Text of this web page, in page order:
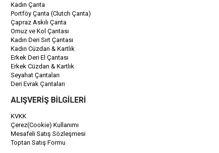
Kadın Çanta
Portföy Çanta (Clutch Çanta)
Çapraz Askılı Çanta
Omuz ve Kol Çantası
Kadın Deri Sırt Çantası
Kadın Cüzdan & Kartlık
Erkek Deri El Çantası
Erkek Cüzdan & Kartlık
Seyahat Çantaları
Deri Evrak Çantaları
ALIŞVERİŞ BİLGİLERİ
KVKK
Çerez(Cookie) Kullanımı
Mesafeli Satış Sözleşmesi
Toptan Satış Formu